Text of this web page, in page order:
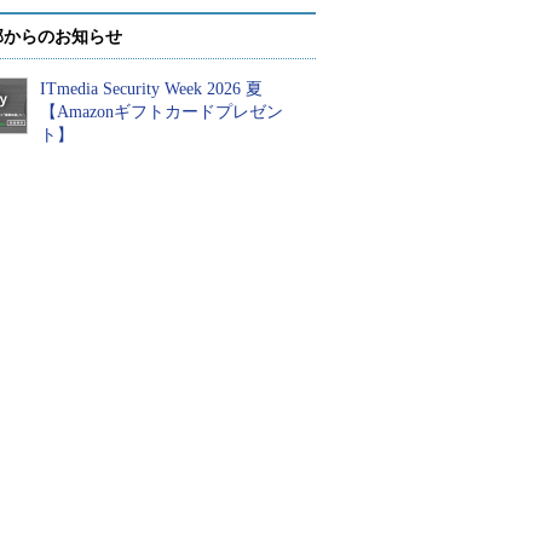
らのお知らせ
ITmedia Security Week 2026 夏
【Amazonギフトカードプレゼン
ト】